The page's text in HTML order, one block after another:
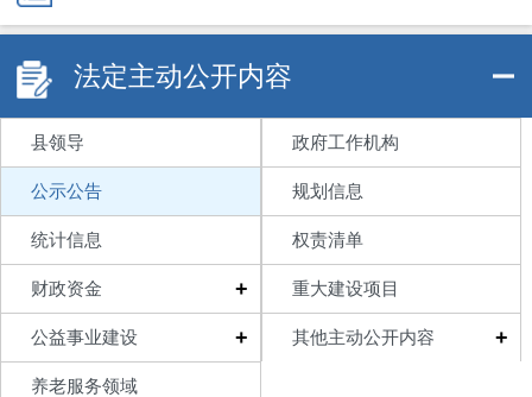
法定主动公开内容
县领导 政府工作机构
公示公告 规划信息
统计信息 权责清单
财政资金 + 重大建设项目
公益事业建设 + 其他主动公开内容 +
养老服务领域